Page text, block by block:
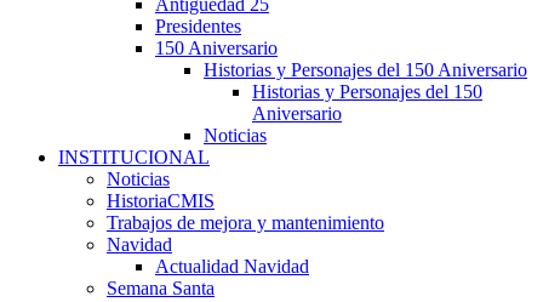
Antigüedad 25
Presidentes
150 Aniversario
Historias y Personajes del 150 Aniversario
Historias y Personajes del 150
Aniversario
Noticias
INSTITUCIONAL
Noticias
HistoriaCMIS
Trabajos de mejora y mantenimiento
Navidad
Actualidad Navidad
Semana Santa